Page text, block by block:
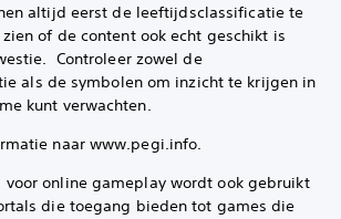
altijd eerst de leeftijdsclassificatie te
of de content ook echt geschikt is
Controleer zowel de
als de symbolen om inzicht te krijgen in
kunt verwachten.
naar www.pegi.info.
voor online gameplay wordt ook gebruikt
die toegang bieden tot games die